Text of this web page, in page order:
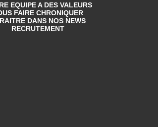
EQUIPE A DES VALEURS
FAIRE CHRONIQUER
DANS NOS NEWS
RECRUTEMENT